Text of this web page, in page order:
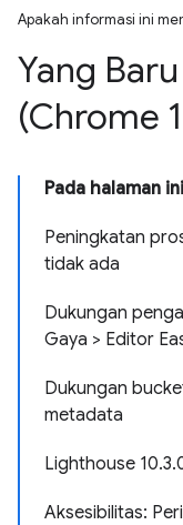
Apakah informasi ini
Yang
(Chrome
Pada halaman ini
Peningkatan
tidak ada
Dukungan
Gaya > Editor
Dukungan
metadata
Lighthouse
Aksesibilitas: